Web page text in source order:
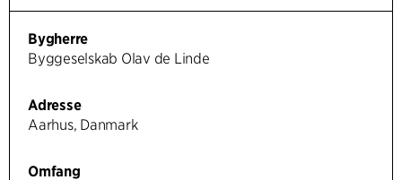
Bygherre
Byggeselskab Olav de Linde
Adresse
Aarhus, Danmark
Omfang